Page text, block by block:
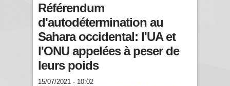
Référendum
d'autodétermination au
Sahara occidental: l'UA et
l'ONU appelées à peser de
leurs poids
15/07/2021 - 10:02